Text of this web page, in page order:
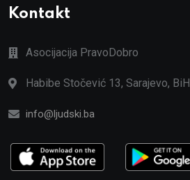
Kontakt
Asocijacija PravoDobro
Habibe Stočević 13, Sarajevo, BiH
info@ljudski.ba